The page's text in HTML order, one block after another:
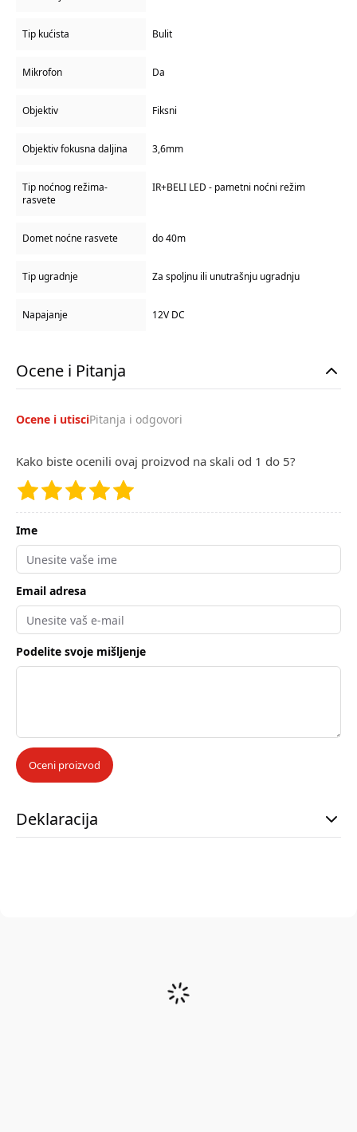
Tip kućista Bulit
Mikrofon Da
Objektiv Fiksni
Objektiv fokusna daljina 3,6mm
Tip noćnog režima-
rasvete
IR+BELI LED - pametni noćni režim
Domet noćne rasvete do 40m
Tip ugradnje Za spoljnu ili unutrašnju ugradnju
Napajanje 12V DC
Ocene i Pitanja
Ocene i utisciPitanja i odgovori
Kako biste ocenili ovaj proizvod na skali od 1 do 5?
Ime
Email adresa
Podelite svoje mišljenje
Oceni proizvod
Deklaracija